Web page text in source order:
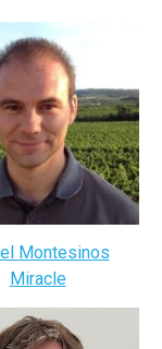
Montesinos
Miracle